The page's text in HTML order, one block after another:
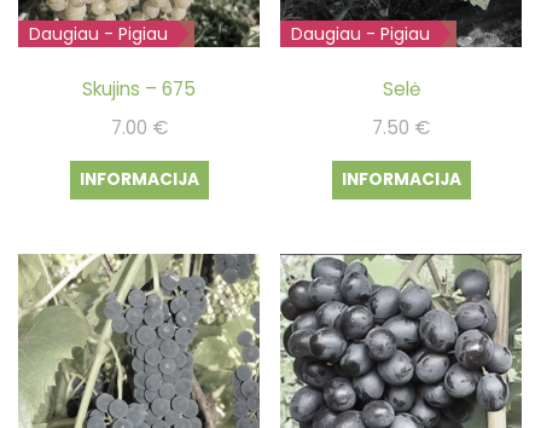
Išparduota
Daugiau - Pigiau
Skujins – 675
7.00 €
INFORMACIJA
Išparduota
Daugiau - Pigiau
Selė
7.50 €
INFORMACIJA